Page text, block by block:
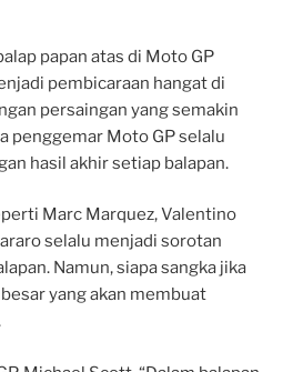
papan atas di Moto GP
pembicaraan hangat di
persaingan yang semakin
penggemar Moto GP selalu
hasil akhir setiap balapan.
Marc Marquez, Valentino
selalu menjadi sorotan
Namun, siapa sangka jika
yang akan membuat